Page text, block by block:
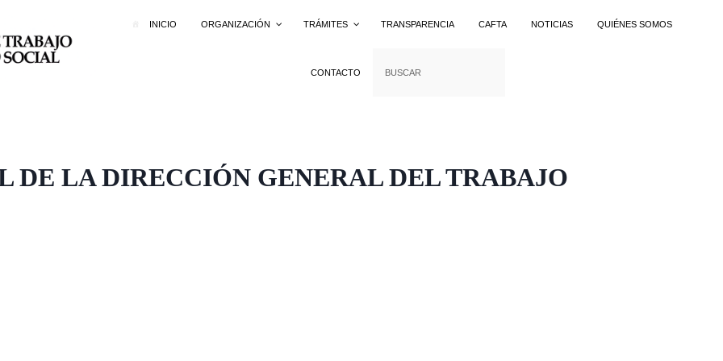
INICIO ORGANIZACIÓN TRÁMITES TRANSPARENCIA CAFTA NOTICIAS QUIÉNES SOMOS
CONTACTO
DE LA DIRECCIÓN GENERAL DEL TRABAJO